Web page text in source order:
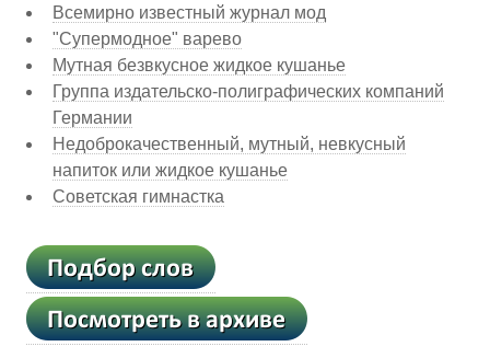
Всемирно известный журнал мод
"Супермодное" варево
Мутная безвкусное жидкое кушанье
Группа издательско-полиграфических компаний
Германии
Недоброкачественный, мутный, невкусный
напиток или жидкое кушанье
Советская гимнастка